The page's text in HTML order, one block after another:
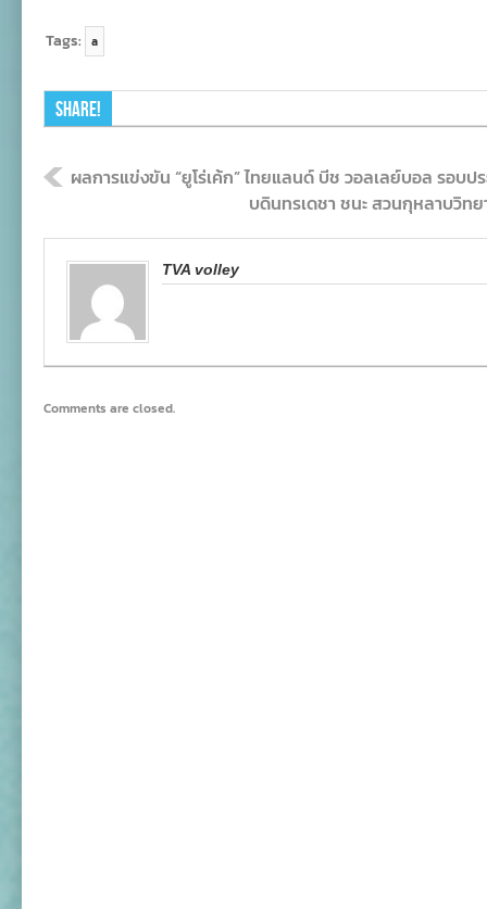
Tags: a
Share!
ผลการแข่งขัน “ยูโร่เค้ก” ไทยแลนด์ บีช วอลเลย์บอล รอบป
บดินทรเดชา ชนะ สวนกุหลาบวิท
TVA volley
Comments are closed.